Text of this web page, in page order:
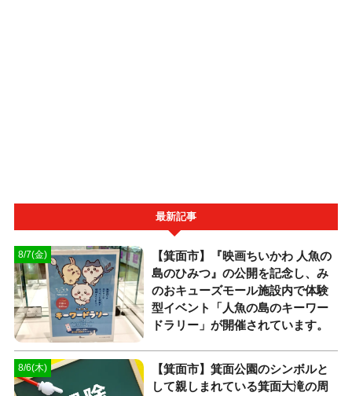
最新記事
8/7(金)
【箕面市】『映画ちいかわ 人魚の
島のひみつ』の公開を記念し、み
のおキューズモール施設内で体験
型イベント「人魚の島のキーワー
ドラリー」が開催されています。
8/6(木)
【箕面市】箕面公園のシンボルと
して親しまれている箕面大滝の周